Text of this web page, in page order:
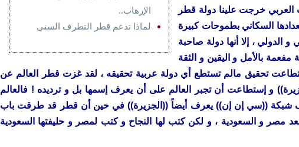
الإرهاب..
لماذا تدعم قطر التطرف السنى
العربي خرجت علينا دولة قطر
السكاني بطموحات كبيرة
الدولي ، إلا أنها دولة صاحبة
مفعمة بالأمل و اليقين و الثقة
تحقيق مالم تستطع أي دولة عربية تحقيقه ، لقد غزت قطر العالم عن
و إستطاعت أن تجبر العالم على أن يعرف إسمها بل و ترديده ! فالعالم
شبكة ((سي إن إن)) يعرف أيضاً ((الجزيرة)) في حين أن قطر قد طرقت باب
بعد مصر و السعودية ، و لكن كتب لها النجاح و كتب لمصر و حليفتها السعودية